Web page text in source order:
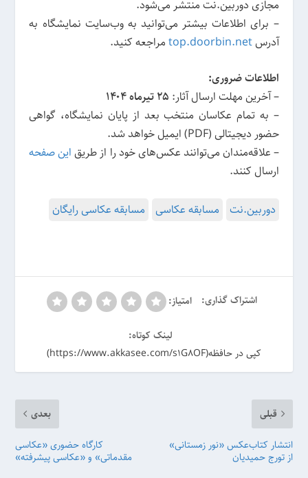
مجازی دوربین.نت منتشر می‌شود.
– برای اطلاعات بیشتر می‌توانید به وب‌سایت نمایشگاه به
آدرسtop.doorbin.net مراجعه کنید.
اطلاعات ضروری:
– آخرین مهلت ارسال آثار: ۲۵ تیرماه ۱۴۰۴
– به تمام عکاسان منتخب بعد از پایان نمایشگاه، گواهی
حضور دیجیتالی (PDF) ایمیل خواهد شد.
– علاقه‌مندان می‌توانند عکس‌های خود را از طریق این صفحه
ارسال کنند.
دوربین.نت مسابقه عکاسی مسابقه عکاسی رایگان
اشتراک گذاری: امتیاز:
لینک کوتاه:
کپی در حافظه(https://www.akkasee.com/s1G8OF)
قبلی
انتشار کتاب‌عکس «نور زمستانی»
از تورج حمیدیان
بعدی
کارگاه حضوری «عکاسی
مقدماتی» و «عکاسی پیشرفته»